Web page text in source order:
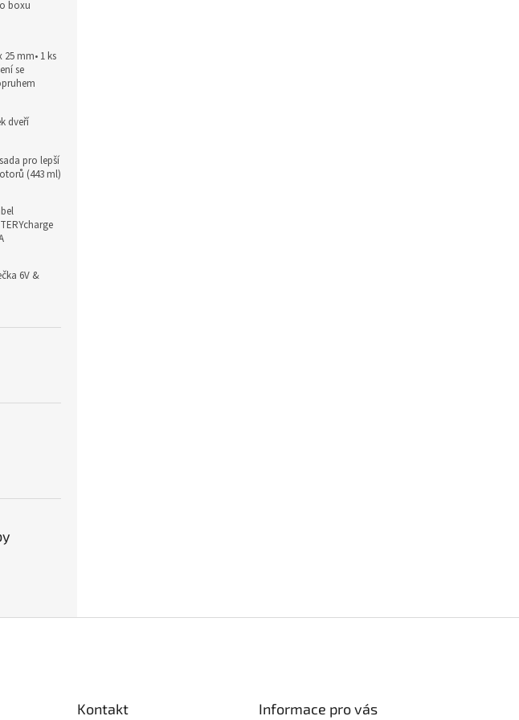
boxu
25 mm• 1 ks
se
dveří
pro lepší
(443 ml)
6V &
Kontakt Informace pro vás